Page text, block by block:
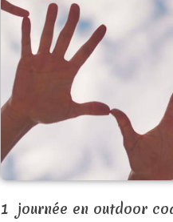
1 journée en outdoor